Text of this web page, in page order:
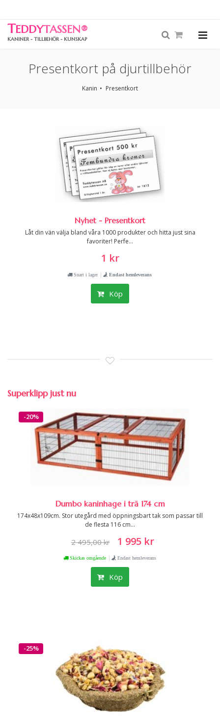
TEDDYTASSEN®
KANINER - TILLBEHÖR - KUNSKAP
Presentkort på djurtillbehör
Kanin Presentkort
Nyhet - Presentkort
Låt din vän välja bland våra 1000 produkter och hitta just sina
favoriter! Perfe...
1 kr
Snart i lager | Endast hemleverans
Köp
Superklipp just nu
-20%
Dumbo kaninhage i trä 174 cm
174x48x109cm. Stor utegård med öppningsbart tak som passar till
de flesta 116 cm...
2 495,00 kr 1 995 kr
Skickas omgående | Endast hemleverans
Köp
-25%